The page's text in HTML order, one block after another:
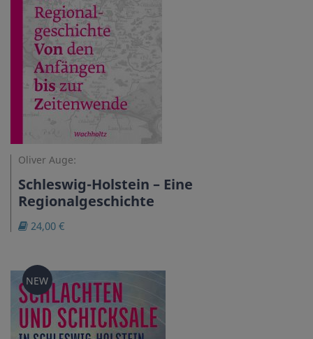
Oliver Auge:
Schleswig-Holstein – Eine
Regionalgeschichte
24,00 €
NEW